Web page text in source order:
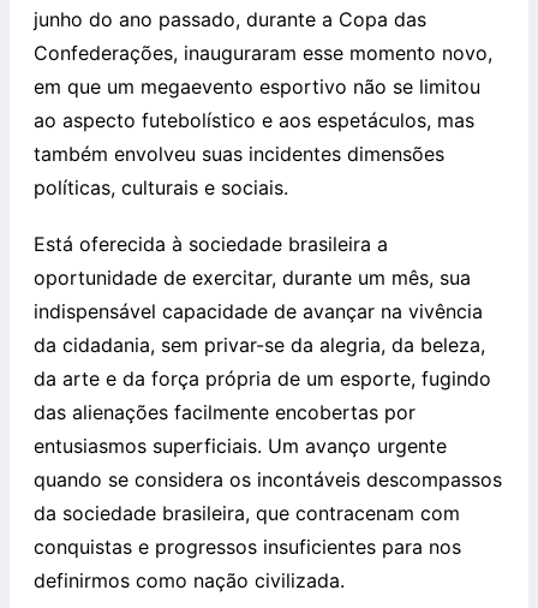
junho do ano passado, durante a Copa das
Confederações, inauguraram esse momento novo,
em que um megaevento esportivo não se limitou
ao aspecto futebolístico e aos espetáculos, mas
também envolveu suas incidentes dimensões
políticas, culturais e sociais.
Está oferecida à sociedade brasileira a
oportunidade de exercitar, durante um mês, sua
indispensável capacidade de avançar na vivência
da cidadania, sem privar-se da alegria, da beleza,
da arte e da força própria de um esporte, fugindo
das alienações facilmente encobertas por
entusiasmos superficiais. Um avanço urgente
quando se considera os incontáveis descompassos
da sociedade brasileira, que contracenam com
conquistas e progressos insuficientes para nos
definirmos como nação civilizada.